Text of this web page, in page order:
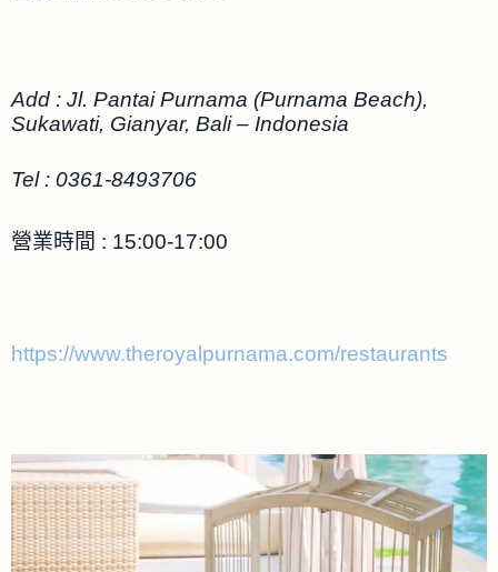
Add : Jl. Pantai Purnama (Purnama Beach),
Sukawati, Gianyar, Bali – Indonesia
Tel : 0361-8493706
營業時間 : 15:00-17:00
https://www.theroyalpurnama.com/restaurants